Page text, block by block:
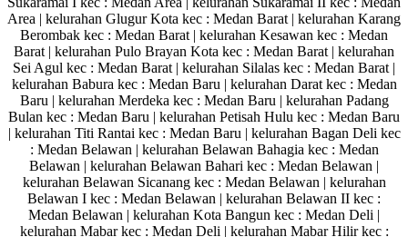
Area | kelurahan Glugur Kota kec : Medan Barat | kelurahan Karang
Berombak kec : Medan Barat | kelurahan Kesawan kec : Medan
Barat | kelurahan Pulo Brayan Kota kec : Medan Barat | kelurahan
Sei Agul kec : Medan Barat | kelurahan Silalas kec : Medan Barat |
kelurahan Babura kec : Medan Baru | kelurahan Darat kec : Medan
Baru | kelurahan Merdeka kec : Medan Baru | kelurahan Padang
Bulan kec : Medan Baru | kelurahan Petisah Hulu kec : Medan Baru
| kelurahan Titi Rantai kec : Medan Baru | kelurahan Bagan Deli kec
: Medan Belawan | kelurahan Belawan Bahagia kec : Medan
Belawan | kelurahan Belawan Bahari kec : Medan Belawan |
kelurahan Belawan Sicanang kec : Medan Belawan | kelurahan
Belawan I kec : Medan Belawan | kelurahan Belawan II kec :
Medan Belawan | kelurahan Kota Bangun kec : Medan Deli |
kelurahan Mabar kec : Medan Deli | kelurahan Mabar Hilir kec :